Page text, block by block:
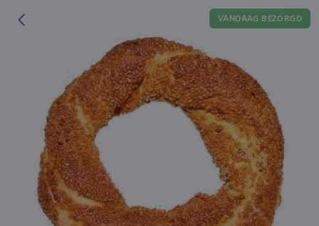
VANDAAG BEZORGD